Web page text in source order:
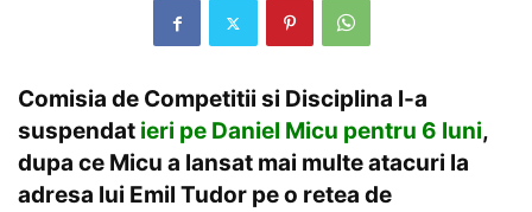
Comisia de Competitii si Disciplina l-a
suspendat ieri pe Daniel Micu pentru 6 luni,
dupa ce Micu a lansat mai multe atacuri la
adresa lui Emil Tudor pe o retea de